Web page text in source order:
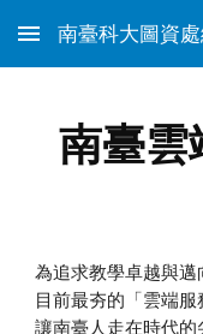
Skip to main content
南臺科大圖資
南臺
為追求教學卓越與
目前最夯的「雲端
讓南臺人走在時代的